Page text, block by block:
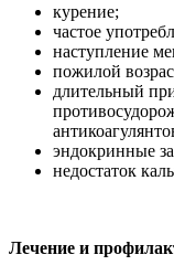
курение;
частое
наступление
пожилой
длительный
эндокринные
недостаток
Лечение и